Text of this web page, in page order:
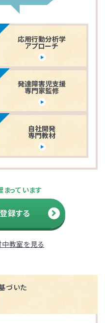
応用行動分析学
アプローチ
発達障害児支援
専門家監修
自社開発
専門教材
っています
録する
教室を見る
づいた